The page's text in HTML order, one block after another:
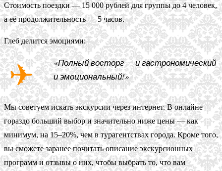
Стоимость поездки — 15 000 рублей для группы до 4 человек,
а её продолжительность — 5 часов.
Глеб делится эмоциями:
«Полный восторг — и гастрономический
и эмоциональный!»
Мы советуем искать экскурсии через интернет. В онлайне
гораздо больший выбор и значительно ниже цены — как
минимум, на 15–20%, чем в турагентствах города. Кроме того,
вы сможете заранее почитать описание экскурсионных
программ и отзывы о них, чтобы выбрать то, что вам